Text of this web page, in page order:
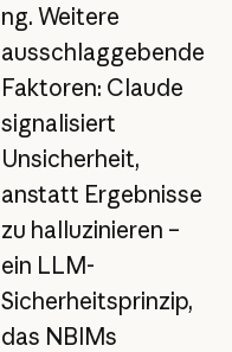
ng. Weitere
ausschlaggebende
Faktoren: Claude
signalisiert
Unsicherheit,
anstatt Ergebnisse
zu halluzinieren –
ein LLM-
Sicherheitsprinzip,
das NBIMs